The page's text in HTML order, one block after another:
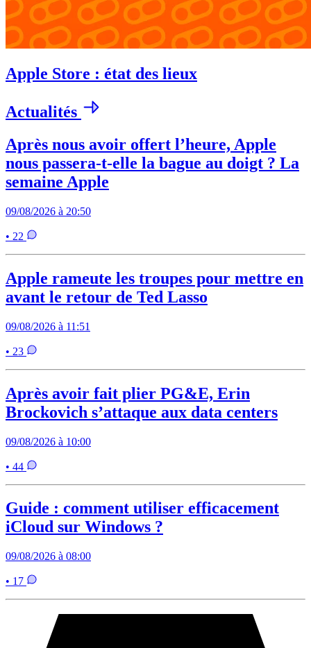
Apple Store : état des lieux
Actualités
Après nous avoir offert l’heure, Apple
nous passera-t-elle la bague au doigt ? La
semaine Apple
09/08/2026 à 20:50
• 22
Apple rameute les troupes pour mettre en
avant le retour de Ted Lasso
09/08/2026 à 11:51
• 23
Après avoir fait plier PG&E, Erin
Brockovich s’attaque aux data centers
09/08/2026 à 10:00
• 44
Guide : comment utiliser efficacement
iCloud sur Windows ?
09/08/2026 à 08:00
• 17